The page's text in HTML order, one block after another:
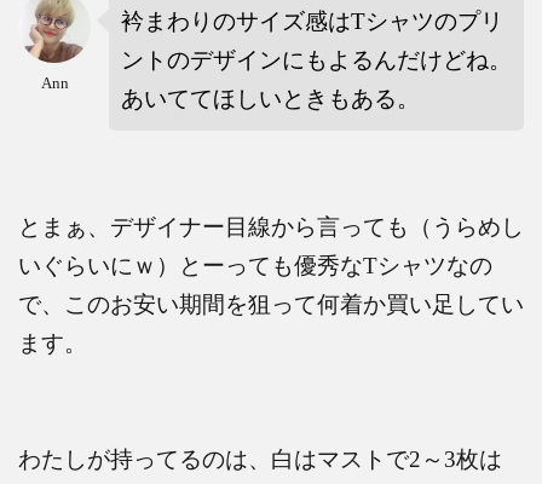
Ann
衿まわりのサイズ感はTシャツのプリ
ントのデザインにもよるんだけどね。
あいててほしいときもある。
とまぁ、デザイナー目線から言っても（うらめし
いぐらいにｗ）とーっても優秀なTシャツなの
で、このお安い期間を狙って何着か買い足してい
ます。
わたしが持ってるのは、白はマストで2 ～ 3枚は